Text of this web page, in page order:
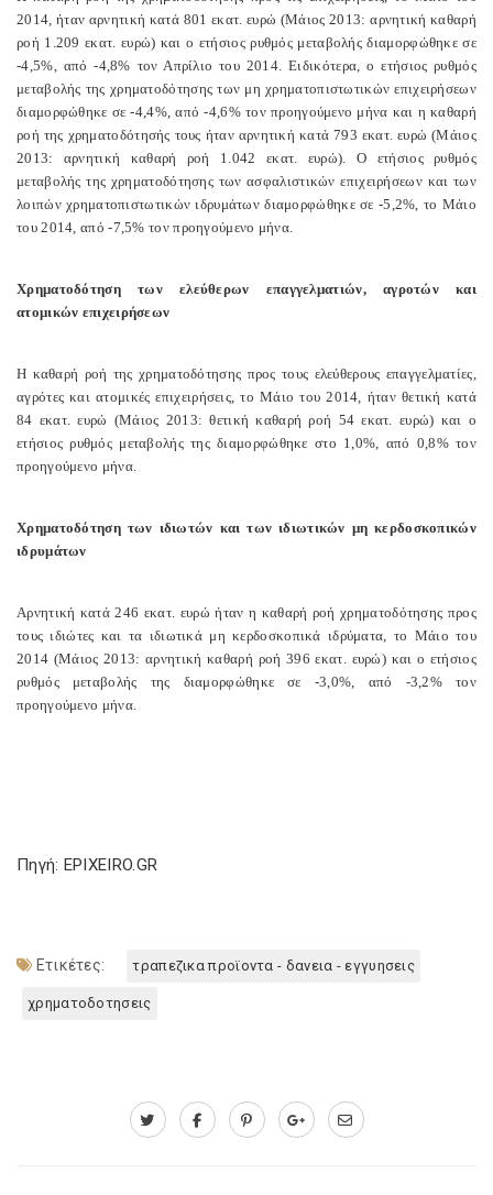
2014, ήταν αρνητική κατά 801 εκατ. ευρώ (Μάιος 2013: αρνητική καθαρή
ροή 1.209 εκατ. ευρώ) και ο ετήσιος ρυθμός μεταβολής διαμορφώθηκε σε
-4,5%, από -4,8% τον Απρίλιο του 2014. Ειδικότερα, ο ετήσιος ρυθμός
μεταβολής της χρηματοδότησης των μη χρηματοπιστωτικών επιχειρήσεων
διαμορφώθηκε σε -4,4%, από -4,6% τον προηγούμενο μήνα και η καθαρή
ροή της χρηματοδότησής τους ήταν αρνητική κατά 793 εκατ. ευρώ (Μάιος
2013: αρνητική καθαρή ροή 1.042 εκατ. ευρώ). Ο ετήσιος ρυθμός
μεταβολής της χρηματοδότησης των ασφαλιστικών επιχειρήσεων και των
λοιπών χρηματοπιστωτικών ιδρυμάτων διαμορφώθηκε σε -5,2%, το Μάιο
του 2014, από -7,5% τον προηγούμενο μήνα.
Χρηματοδότηση των ελεύθερων επαγγελματιών, αγροτών και
ατομικών επιχειρήσεων
Η καθαρή ροή της χρηματοδότησης προς τους ελεύθερους επαγγελματίες,
αγρότες και ατομικές επιχειρήσεις, το Μάιο του 2014, ήταν θετική κατά
84 εκατ. ευρώ (Μάιος 2013: θετική καθαρή ροή 54 εκατ. ευρώ) και ο
ετήσιος ρυθμός μεταβολής της διαμορφώθηκε στο 1,0%, από 0,8% τον
προηγούμενο μήνα.
Χρηματοδότηση των ιδιωτών και των ιδιωτικών μη κερδοσκοπικών
ιδρυμάτων
Αρνητική κατά 246 εκατ. ευρώ ήταν η καθαρή ροή χρηματοδότησης προς
τους ιδιώτες και τα ιδιωτικά μη κερδοσκοπικά ιδρύματα, το Μάιο του
2014 (Μάιος 2013: αρνητική καθαρή ροή 396 εκατ. ευρώ) και ο ετήσιος
ρυθμός μεταβολής της διαμορφώθηκε σε -3,0%, από -3,2% τον
προηγούμενο μήνα.
Πηγή: EPIXEIRO.GR
Ετικέτες: τραπεζικα προϊοντα - δανεια - εγγυησεις
χρηματοδοτησεις